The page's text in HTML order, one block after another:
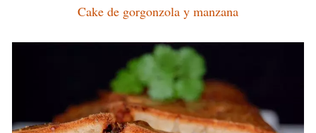
Cake de gorgonzola y manzana